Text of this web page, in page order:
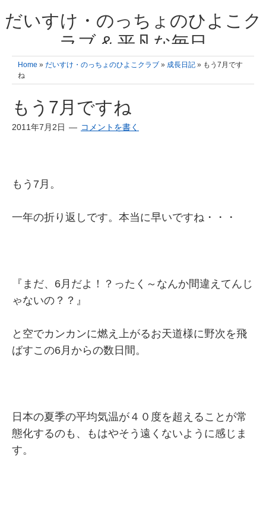
だいすけ・のっちょのひよこク
ラブ & 平凡な毎日
我が家の3人のひよこ成長日記と雑記 何十年後かに、大きくなったひよ
こ達とこの成長記を読み返すことを夢見て。& 3児ママの平凡日記 日々
の楽しいこと、便利グッズの紹介
Home » だいすけ・のっちょのひよこクラブ » 成長日記 » もう7月です
ね
もう7月ですね
2011年7月2日 コメントを書く
もう7月。
一年の折り返しです。本当に早いですね・・・
『まだ、6月だよ！？ったく～なんか間違えてんじ
ゃないの？？』
と空でカンカンに燃え上がるお天道様に野次を飛
ばすこの6月からの数日間。
日本の夏季の平均気温が４０度を超えることが常
態化するのも、もはやそう遠くないように感じま
す。